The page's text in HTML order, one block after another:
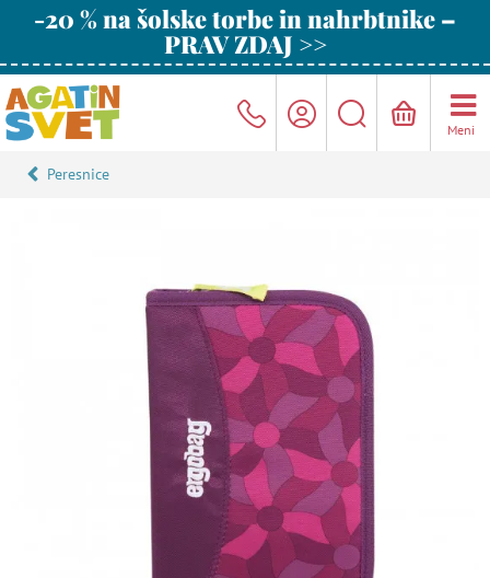
-20 % na šolske torbe in nahrbtnike –
PRAV ZDAJ >>
Meni
Peresnice